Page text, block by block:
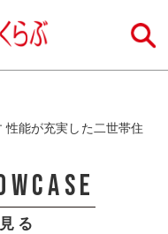
能が充実した二世帯住
る